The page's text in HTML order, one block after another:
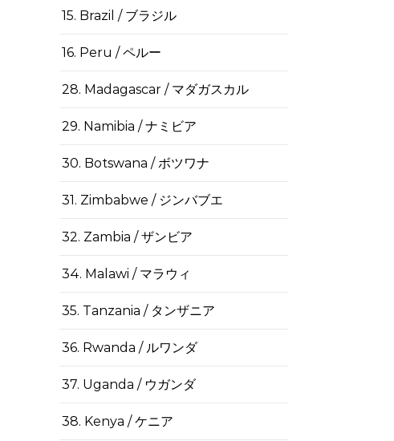
15. Brazil / ブラジル
16. Peru / ペルー
28. Madagascar / マダガスカル
29. Namibia / ナミビア
30. Botswana / ボツワナ
31. Zimbabwe / ジンバブエ
32. Zambia / ザンビア
34. Malawi / マラウィ
35. Tanzania / タンザニア
36. Rwanda / ルワンダ
37. Uganda / ウガンダ
38. Kenya / ケニア